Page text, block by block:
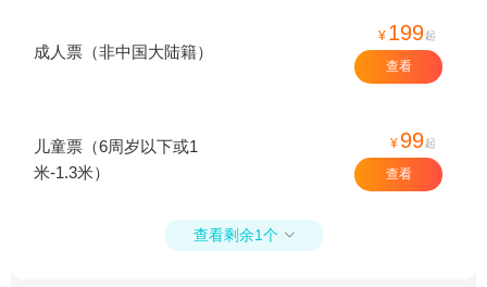
成人票（非中国大陆籍）
¥ 199起
查看
儿童票（6周岁以下或1
米-1.3米）
¥ 99起
查看
查看剩余1个 